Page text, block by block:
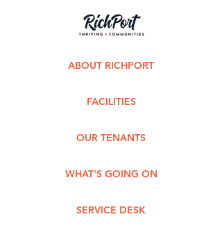
ABOUT RICHPORT
FACILITIES
OUR TENANTS
WHAT'S GOING ON
SERVICE DESK